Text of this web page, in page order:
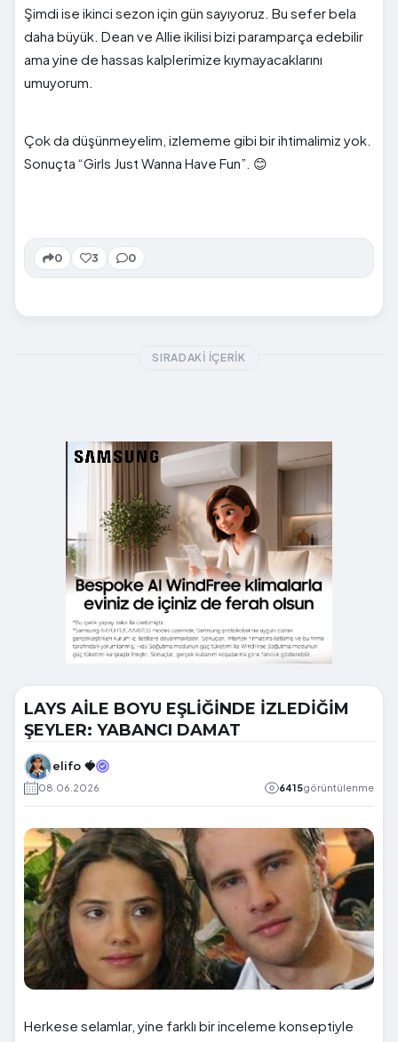
Şimdi ise ikinci sezon için gün sayıyoruz. Bu sefer bela
daha büyük. Dean ve Allie ikilisi bizi paramparça edebilir
ama yine de hassas kalplerimize kıymayacaklarını
umuyorum.
Çok da düşünmeyelim, izlememe gibi bir ihtimalimiz yok.
Sonuçta “Girls Just Wanna Have Fun”. 😊
0 3 0
SIRADAKI İÇERIK
LAYS AİLE BOYU EŞLİĞİNDE İZLEDİĞİM
ŞEYLER: YABANCI DAMAT
elifo 🍓
08.06.2026 6415görüntülenme
Herkese selamlar, yine farklı bir inceleme konseptiyle